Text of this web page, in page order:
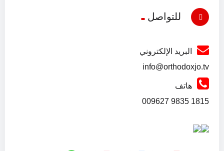
للتواصل
البريد الإلكتروني
info@orthodoxjo.tv
هاتف
1815 9835 009627